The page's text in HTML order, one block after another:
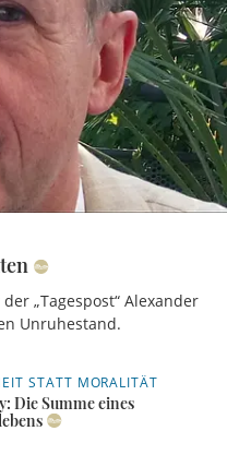
„Tagespost“ Alexander
Unruhestand.
STATT MORALITÄT
Die Summe eines